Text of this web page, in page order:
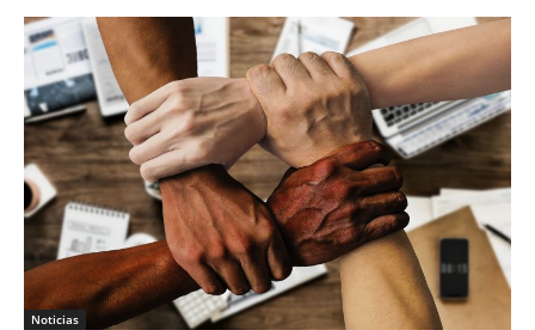
Noticias